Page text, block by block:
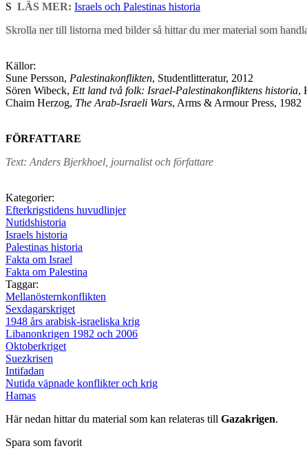
S LÄS MER: Israels och Palestinas historia
Skrolla ner till listorna med bilder så hittar du mer material som
Källor:
Sune Persson, Palestinakonflikten, Studentlitteratur, 2012
Sören Wibeck, Ett land två folk: Israel-Palestinakonfliktens historia,
Chaim Herzog, The Arab-Israeli Wars, Arms & Armour Press, 1982
FÖRFATTARE
Text: Anders Bjerkhoel, journalist och författare
Kategorier:
Efterkrigstidens huvudlinjer
Nutidshistoria
Israels historia
Palestinas historia
Fakta om Israel
Fakta om Palestina
Taggar:
Mellanösternkonflikten
Sexdagarskriget
1948 års arabisk-israeliska krig
Libanonkrigen 1982 och 2006
Oktoberkriget
Suezkrisen
Intifadan
Nutida väpnade konflikter och krig
Hamas
Här nedan hittar du material som kan relateras till Gazakrigen.
Spara som favorit